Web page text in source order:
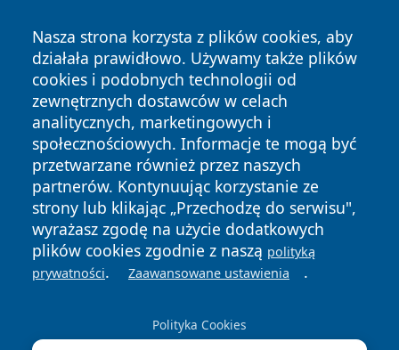
Nasza strona korzysta z plików cookies, aby
działała prawidłowo. Używamy także plików
cookies i podobnych technologii od
zewnętrznych dostawców w celach
analitycznych, marketingowych i
społecznościowych. Informacje te mogą być
przetwarzane również przez naszych
partnerów. Kontynuując korzystanie ze
strony lub klikając „Przechodzę do serwisu",
wyrażasz zgodę na użycie dodatkowych
plików cookies zgodnie z naszą polityką
prywatności. Zaawansowane ustawienia .
Polityka Cookies
Copyright © 2026 tarnowskie24.pl Wszystkie prawa
zastrzeżone.
News Autorzy
Polityka
Prywatności
Polityka
Cookies